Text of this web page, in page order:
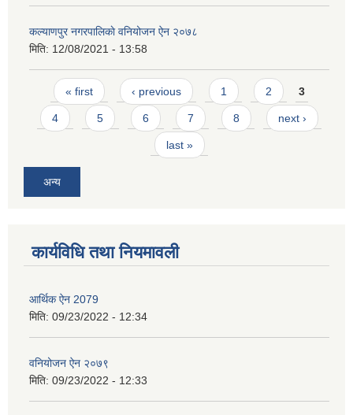
कल्याणपुर नगरपालिकाे वनियोजन ऐन २०७८
मिति: 12/08/2021 - 13:58
Pages
« first ‹ previous 1 2 3
4 5 6 7 8 next ›
last »
अन्य
कार्यविधि तथा नियमावली
आर्थिक ऐन 2079
मिति: 09/23/2022 - 12:34
वनियोजन ऐन २०७९
मिति: 09/23/2022 - 12:33